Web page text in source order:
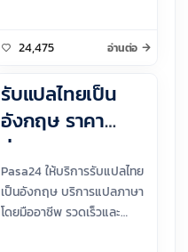
ชั่วโมง คุณภาพคุ้มราคา
24,475 อ่านต่อ
รับแปลไทยเป็น
อังกฤษ ราคา
ย่อมเยา
Pasa24 ให้บริการรับแปลไทย
เป็นอังกฤษ บริการแปลภาษา
โดยมืออาชีพ รวดเร็วและ